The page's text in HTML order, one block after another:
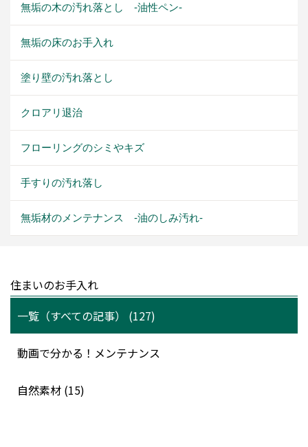
無垢の木の汚れ落とし -油性ペン-
無垢の床のお手入れ
塗り壁の汚れ落とし
クロアリ退治
フローリングのシミやキズ
手すりの汚れ落し
無垢材のメンテナンス -油のしみ汚れ-
住まいのお手入れ
一覧（すべての記事） (127)
動画で分かる！メンテナンス
自然素材 (15)